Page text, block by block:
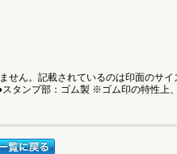
ん。記載されているのは印面のサ
タンプ部：ゴム製 ※ゴム印の特性上